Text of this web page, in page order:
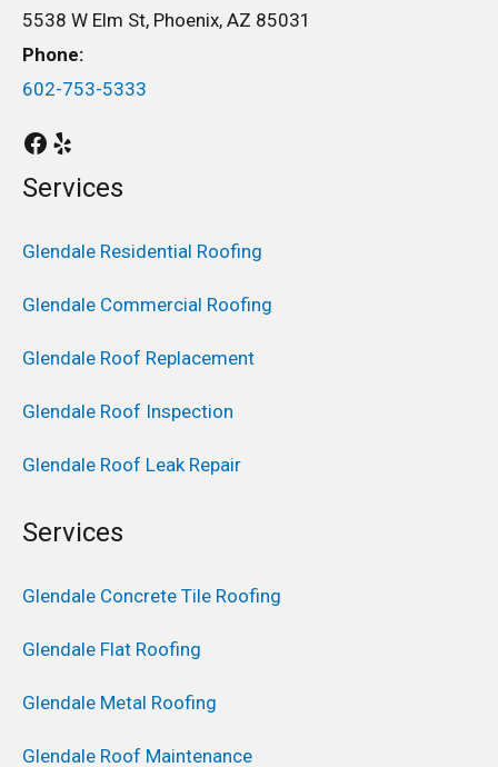
5538 W Elm St, Phoenix, AZ 85031
Phone:
602-753-5333
Services
Glendale Residential Roofing
Glendale Commercial Roofing
Glendale Roof Replacement
Glendale Roof Inspection
Glendale Roof Leak Repair
Services
Glendale Concrete Tile Roofing
Glendale Flat Roofing
Glendale Metal Roofing
Glendale Roof Maintenance